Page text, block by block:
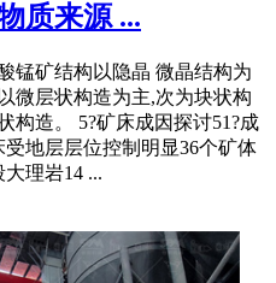
质来源 ...
锰矿结构以隐晶 微晶结构为
微层状构造为主,次为块状构
构造。 5?矿床成因探讨51?成
地层层位控制明显36个矿体
理岩14 ...